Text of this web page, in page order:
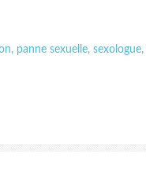
, panne sexuelle, sexologue,